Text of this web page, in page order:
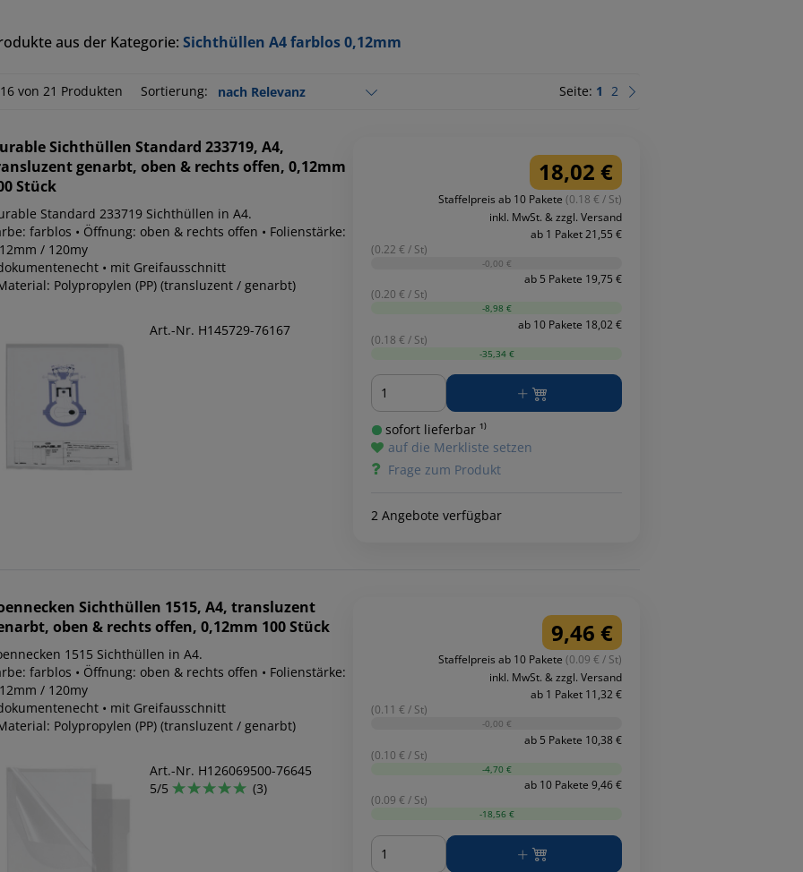
aus der Kategorie: Sichthüllen A4 farblos 0,12mm
von 21 Produkten Sortierung: Seite: 1 2
Sichthüllen Standard 233719, A4,
genarbt, oben & rechts offen, 0,12mm
Stück
Standard 233719 Sichthüllen in A4.
farblos • Öffnung: oben & rechts offen • Folienstärke:
/ 120my
• mit Greifausschnitt
Polypropylen (PP) (transluzent / genarbt)
Art.-Nr. H145729-76167
18,02 €
Staffelpreis ab 10 Pakete (0.18 € / St)
inkl. MwSt. & zzgl. Versand
ab 1 Paket 21,55 €
(0.22 € / St)
-0,00 €
ab 5 Pakete 19,75 €
(0.20 € / St)
-8,98 €
ab 10 Pakete 18,02 €
(0.18 € / St)
-35,34 €
Menge
sofort lieferbar ¹⁾
auf die Merkliste setzen
Frage zum Produkt
2 Angebote verfügbar
Sichthüllen 1515, A4, transluzent
oben & rechts offen, 0,12mm 100 Stück
1515 Sichthüllen in A4.
farblos • Öffnung: oben & rechts offen • Folienstärke:
/ 120my
• mit Greifausschnitt
Polypropylen (PP) (transluzent / genarbt)
Art.-Nr. H126069500-76645
5/5
(3)
9,46 €
Staffelpreis ab 10 Pakete (0.09 € / St)
inkl. MwSt. & zzgl. Versand
ab 1 Paket 11,32 €
(0.11 € / St)
-0,00 €
ab 5 Pakete 10,38 €
(0.10 € / St)
-4,70 €
ab 10 Pakete 9,46 €
(0.09 € / St)
-18,56 €
Menge